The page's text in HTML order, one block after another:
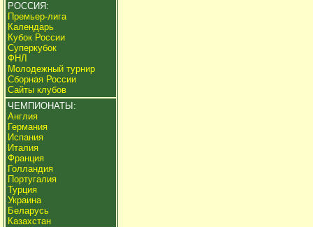
РОССИЯ:
Премьер-лига
Календарь
Кубок России
Суперкубок
ФНЛ
Молодежный турнир
Сборная России
Сайты клубов
ЧЕМПИОНАТЫ:
Англия
Германия
Испания
Италия
Франция
Голландия
Португалия
Турция
Украина
Беларусь
Казахстан